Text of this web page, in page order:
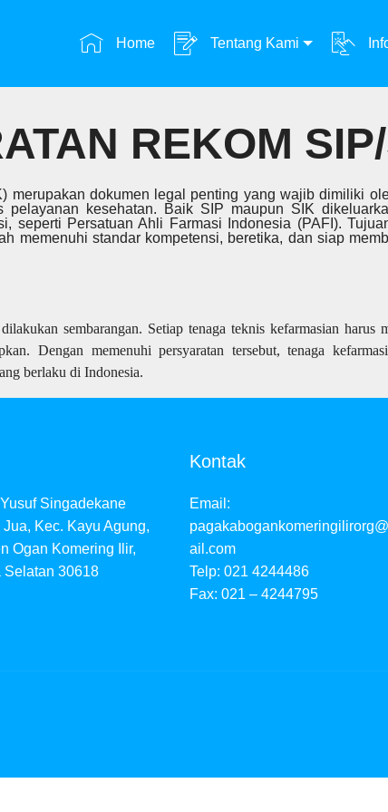
Home Tentang Kami
REKOM
merupakan dokumen legal penting yang wajib dimiliki
kesehatan. Baik SIP maupun SIK
seperti Persatuan Ahli Farmasi Indonesia (PAFI).
memenuhi standar kompetensi, beretika, dan siap
sembarangan. Setiap tenaga teknis kefarmasian harus
Dengan memenuhi persyaratan tersebut, tenaga
berlaku di Indonesia.
Singadekane
Jua, Kec. Kayu Agung,
Ogan Komering Ilir,
Selatan 30618
Kontak
Email:
ail.com
Telp: 021 4244486
Fax: 021 – 4244795